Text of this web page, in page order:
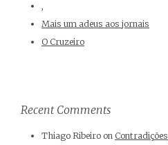
,
Mais um adeus aos jornais
O Cruzeiro
Recent Comments
Thiago Ribeiro on Contradições